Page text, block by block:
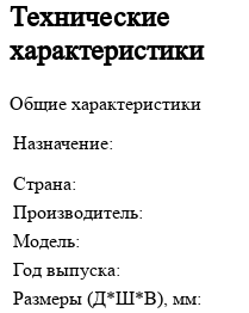
Технические
характеристики
Общие характеристики
Назначение:
Страна:
Производитель:
Модель:
Год выпуска:
Размеры (Д*Ш*В), мм: